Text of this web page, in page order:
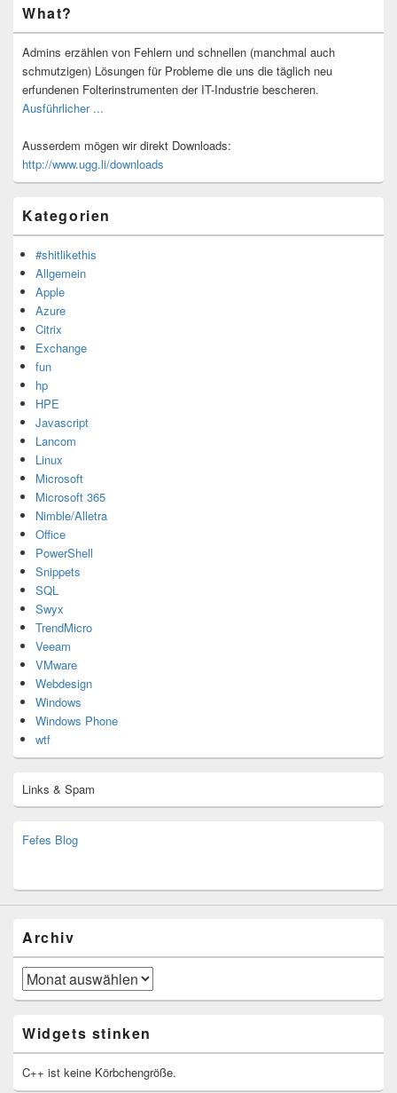
Seitenleisten-
Widgetbereich
What?
Admins erzählen von Fehlern und schnellen (manchmal auch
schmutzigen) Lösungen für Probleme die uns die täglich neu
erfundenen Folterinstrumenten der IT-Industrie bescheren.
Ausführlicher ...
Ausserdem mögen wir direkt Downloads:
http://www.ugg.li/downloads
Kategorien
#shitlikethis
Allgemein
Apple
Azure
Citrix
Exchange
fun
hp
HPE
Javascript
Lancom
Linux
Microsoft
Microsoft 365
Nimble/Alletra
Office
PowerShell
Snippets
SQL
Swyx
TrendMicro
Veeam
VMware
Webdesign
Windows
Windows Phone
wtf
Links & Spam
Fefes Blog
Archiv
Archiv
Widgets stinken
C++ ist keine Körbchengröße.